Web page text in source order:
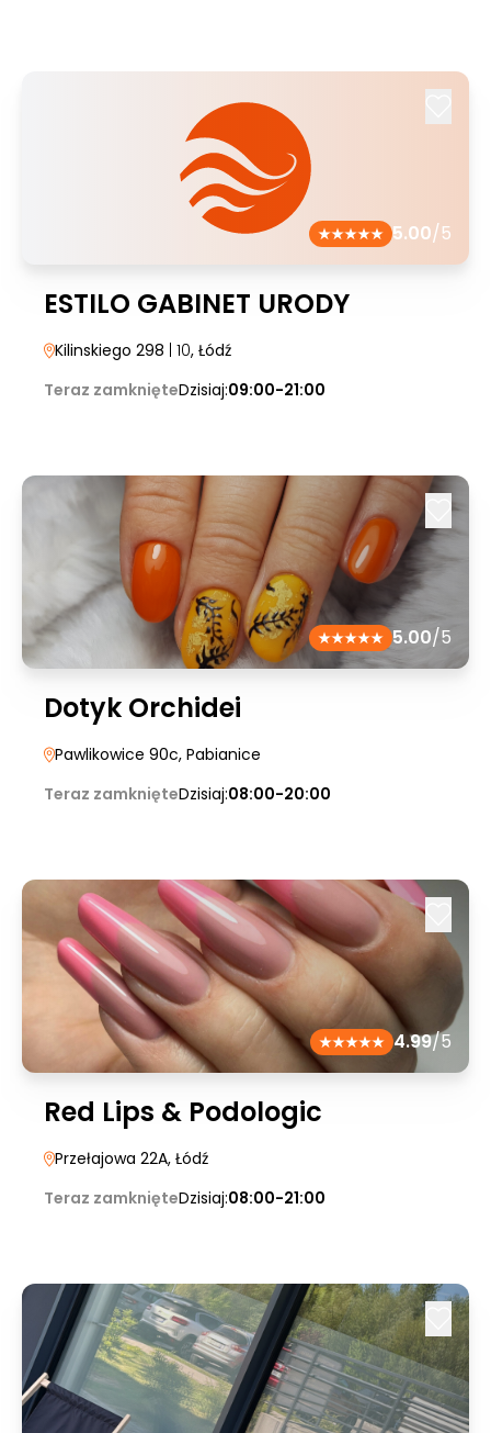
5.00/5
ESTILO GABINET URODY
Kilinskiego 298 | 10, Łódź
Teraz zamknięteDzisiaj:09:00-21:00
5.00/5
Dotyk Orchidei
Pawlikowice 90c, Pabianice
Teraz zamknięteDzisiaj:08:00-20:00
4.99/5
Red Lips & Podologic
Przełajowa 22A, Łódź
Teraz zamknięteDzisiaj:08:00-21:00